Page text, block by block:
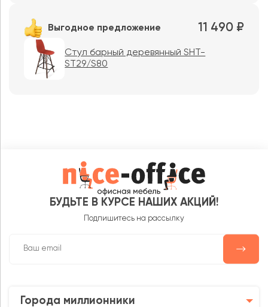
Выгодное предложение 11 490 ₽
Стул барный деревянный SHT-
ST29/S80
БУДЬТЕ В КУРСЕ НАШИХ АКЦИЙ!
Подпишитесь на рассылку
Города миллионники